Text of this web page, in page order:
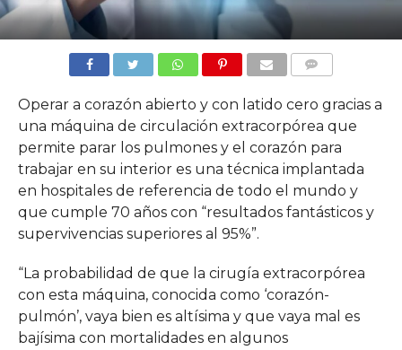
Operar a corazón abierto y con latido cero gracias a
una máquina de circulación extracorpórea que
permite parar los pulmones y el corazón para
trabajar en su interior es una técnica implantada
en hospitales de referencia de todo el mundo y
que cumple 70 años con “resultados fantásticos y
supervivencias superiores al 95%”.
“La probabilidad de que la cirugía extracorpórea
con esta máquina, conocida como ‘corazón-
pulmón’, vaya bien es altísima y que vaya mal es
bajísima con mortalidades en algunos